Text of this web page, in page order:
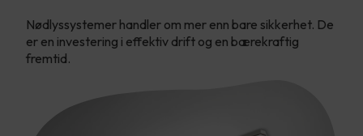
Nødlyssystemer handler om mer enn bare sikkerhet. De
er en investering i effektiv drift og en bærekraftig
fremtid.